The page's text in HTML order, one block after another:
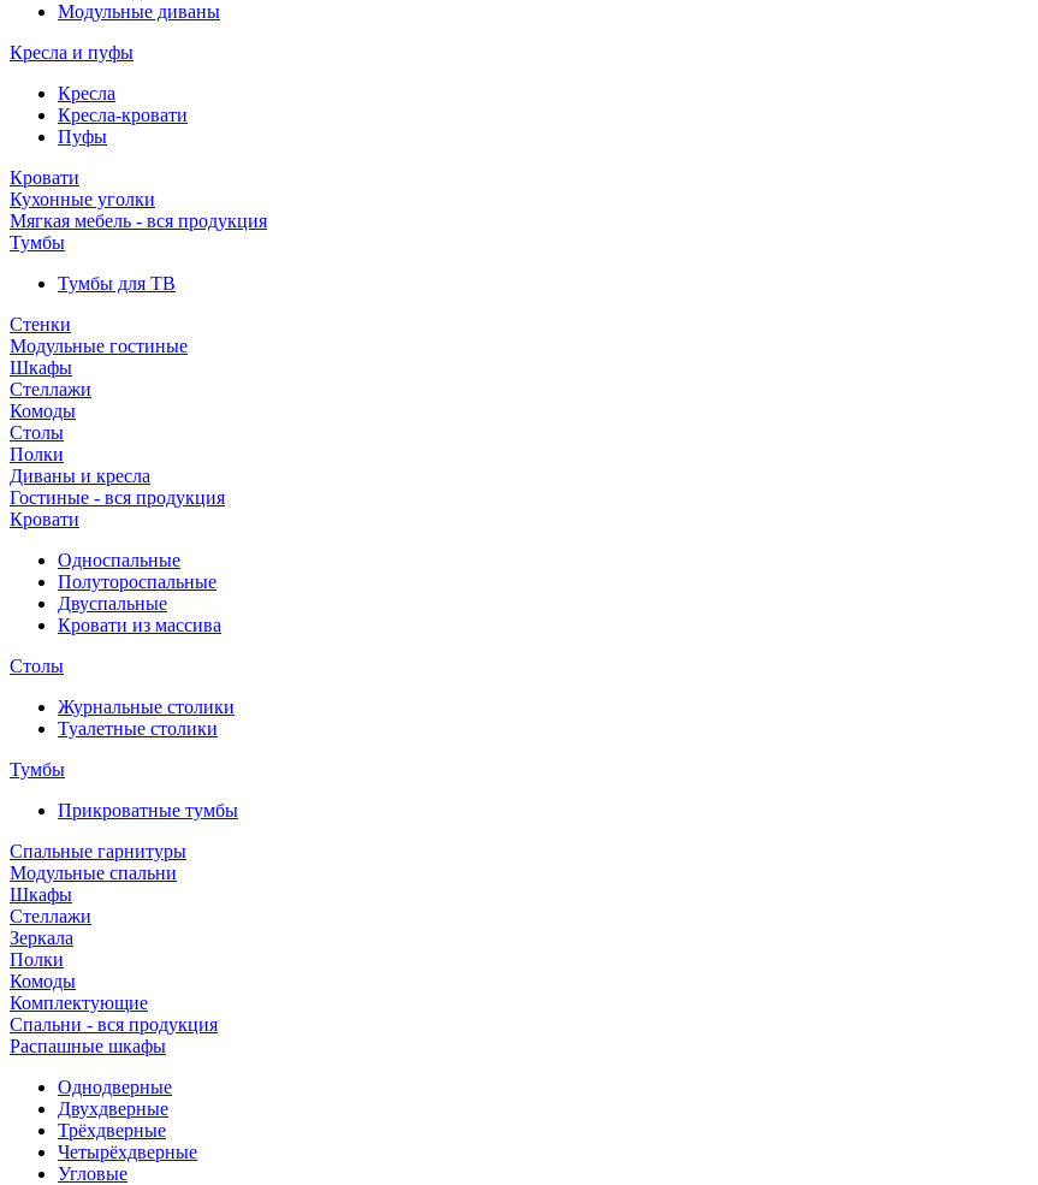
Модульные диваны
Кресла и пуфы
Кресла
Кресла-кровати
Пуфы
Кровати
Кухонные уголки
Мягкая мебель - вся продукция
Тумбы
Тумбы для ТВ
Стенки
Модульные гостиные
Шкафы
Стеллажи
Комоды
Столы
Полки
Диваны и кресла
Гостиные - вся продукция
Кровати
Односпальные
Полутороспальные
Двуспальные
Кровати из массива
Столы
Журнальные столики
Туалетные столики
Тумбы
Прикроватные тумбы
Спальные гарнитуры
Модульные спальни
Шкафы
Стеллажи
Зеркала
Полки
Комоды
Комплектующие
Спальни - вся продукция
Распашные шкафы
Однодверные
Двухдверные
Трёхдверные
Четырёхдверные
Угловые